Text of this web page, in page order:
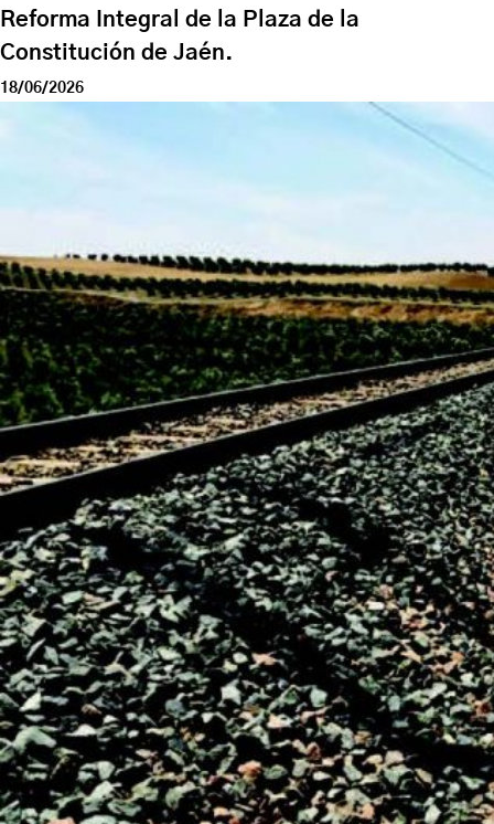
Reforma Integral de la Plaza de la
Constitución de Jaén.
18/06/2026